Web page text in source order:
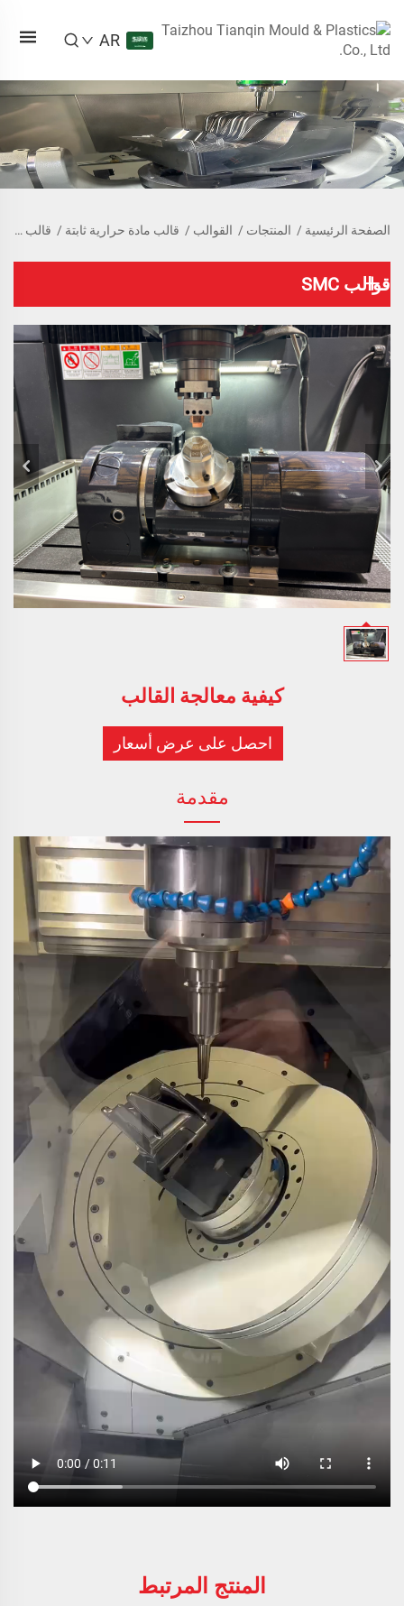
AR
الصفحة الرئيسية/ المنتجات/ القوالب/ قالب مادة حرارية ثابتة/ قالب SMC
قوالب SMC
كيفية معالجة القالب
احصل على عرض أسعار
مقدمة
المنتج المرتبط